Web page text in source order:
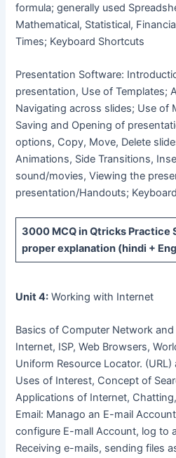
formula; generally used
Mathematical, Statistical,
Times; Keyboard Shortcuts
Presentation Software:
presentation, Use of Templates;
Navigating across slides; Use of
Saving and Opening of
options, Copy, Move, Delete
Animations, Side Transitions,
sound/movies, Viewing the
presentation/Handouts;
3000 MCQin Qtricks Practice
proper explanation (hindi +
Unit 4: Working with Internet
Basics of Computer Network
Internet, ISP, Web Browsers,
Uniform Resource Locator.
Uses of Interest, Concept of
Applications of Internet,
Email: Manago an E-mail
configure E-mall Account, log to
Receiving e-mails, sending files